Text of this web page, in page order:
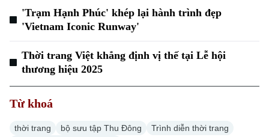
'Trạm Hạnh Phúc' khép lại hành trình đẹp
'Vietnam Iconic Runway'
Thời trang Việt khẳng định vị thế tại Lễ hội
thương hiệu 2025
Từ khoá
thời trang bộ sưu tập Thu Đông
Trình diễn thời trang